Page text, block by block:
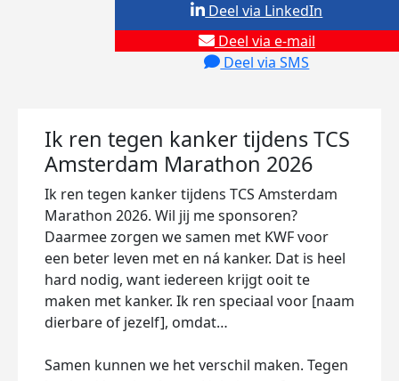
Deel via e-mail
Deel via SMS
Deel via LinkedIn
Ik ren tegen kanker tijdens TCS
Amsterdam Marathon 2026
Ik ren tegen kanker tijdens TCS Amsterdam
Marathon 2026. Wil jij me sponsoren?
Daarmee zorgen we samen met KWF voor
een beter leven met en ná kanker. Dat is heel
hard nodig, want iedereen krijgt ooit te
maken met kanker. Ik ren speciaal voor [naam
dierbare of jezelf], omdat…
Samen kunnen we het verschil maken. Tegen